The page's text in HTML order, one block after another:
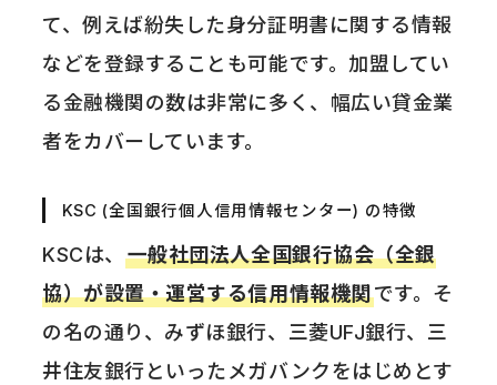
て、例えば紛失した身分証明書に関する情報
などを登録することも可能です。加盟してい
る金融機関の数は非常に多く、幅広い貸金業
者をカバーしています。
KSC (全国銀行個人信用情報センター) の特徴
KSCは、 一般社団法人全国銀行協会（全銀
協）が設置・運営する信用情報機関です。そ
の名の通り、みずほ銀行、三菱UFJ銀行、三
井住友銀行といったメガバンクをはじめとす